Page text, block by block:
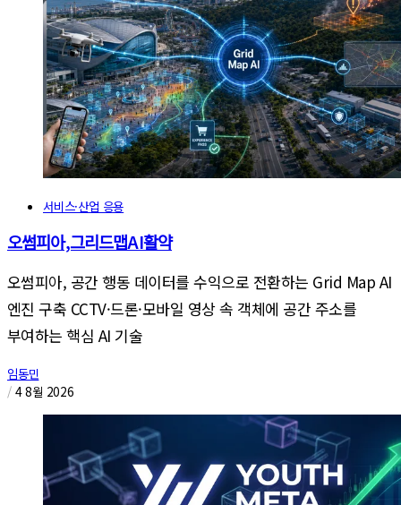
서비스·산업 응용
오썸피아,그리드맵AI활약
오썸피아, 공간 행동 데이터를 수익으로 전환하는 Grid Map AI
엔진 구축 CCTV·드론·모바일 영상 속 객체에 공간 주소를
부여하는 핵심 AI 기술
임동민
/ 4 8월 2026